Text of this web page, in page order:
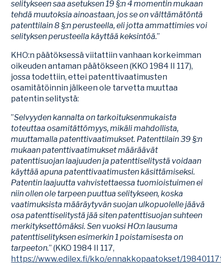
selitykseen saa asetuksen 19 §:n 4 momentin mukaan
tehdä muutoksia ainoastaan, jos se on välttämätöntä
patenttilain 8 §:n perusteella, eli jotta ammattimies voi
selityksen perusteella käyttää keksintöä.”
KHO:n päätöksessä viitattiin vanhaan korkeimman
oikeuden antaman päätökseen (KKO 1984 II 117),
jossa todettiin, ettei patenttivaatimusten
osamitätöinnin jälkeen ole tarvetta muuttaa
patentin selitystä:
”Selvyyden kannalta on tarkoituksenmukaista
toteuttaa osamitättömyys, mikäli mahdollista,
muuttamalla patenttivaatimukset. Patenttilain 39 §:n
mukaan patenttivaatimukset määräävät
patenttisuojan laajuuden ja patenttiselitystä voidaan
käyttää apuna patenttivaatimusten käsittämiseksi.
Patentin laajuutta vahvistettaessa tuomioistuimen ei
niin ollen ole tarpeen puuttua selitykseen, koska
vaatimuksista määräytyvän suojan ulkopuolelle jäävä
osa patenttiselitystä jää siten patenttisuojan suhteen
merkityksettömäksi. Sen vuoksi HO:n lausuma
patenttiselityksen esimerkin 1 poistamisesta on
tarpeeton.” (KKO 1984 II 117,
https://www.edilex.fi/kko/ennakkopaatokset/